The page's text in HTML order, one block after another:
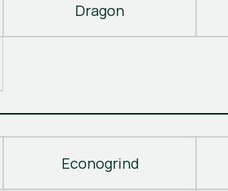
Dragon
Econogrind